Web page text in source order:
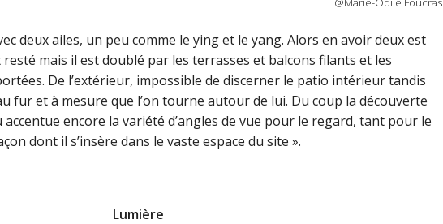
deux ailes, un peu comme le ying et le yang. Alors en avoir deux est
resté mais il est doublé par les terrasses et balcons filants et les
De l’extérieur, impossible de discerner le patio intérieur tandis
fur et à mesure que l’on tourne autour de lui. Du coup la découverte
encore la variété d’angles de vue pour le regard, tant pour le
dont il s’insère dans le vaste espace du site ».
Lumière